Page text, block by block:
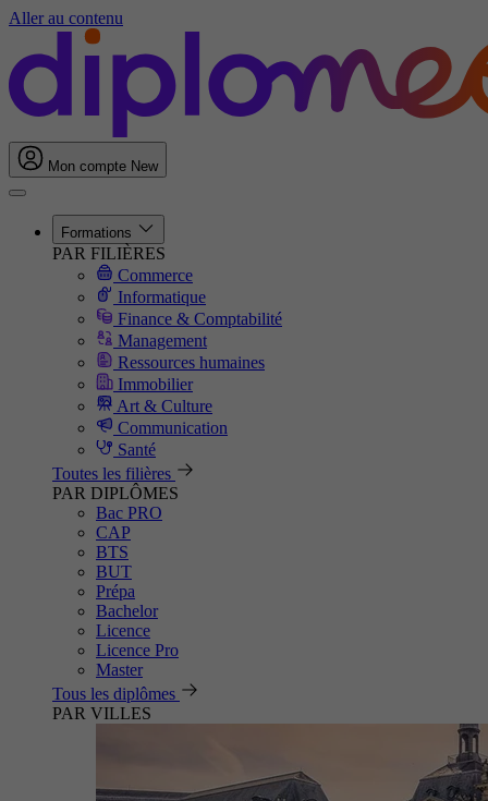
Aller au contenu
Mon compte New
Formations
PAR FILIÈRES
Commerce
Informatique
Finance & Comptabilité
Management
Ressources humaines
Immobilier
Art & Culture
Communication
Santé
Toutes les filières
PAR DIPLÔMES
Bac PRO
CAP
BTS
BUT
Prépa
Bachelor
Licence
Licence Pro
Master
Tous les diplômes
PAR VILLES